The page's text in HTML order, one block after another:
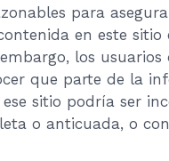
para
en este sitio
los usuarios
que parte de la
sitio podría ser
o anticuada, o